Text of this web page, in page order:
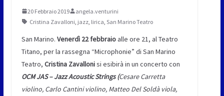
20 Febbraio 2019
angela.venturini
Cristina Zavalloni jazz, lirica San Marino Teatro
San Marino. Venerdì 22 febbraioalle ore 21, al Teatro
Titano, per la rassegna “Microphonie” di San Marino
Teatro, Cristina Zavallonisi esibirà in un concerto con
OCM JAS – Jazz Acoustic Strings (Cesare Carretta
violino, Carlo Cantini violino, Matteo Del Soldà viola,